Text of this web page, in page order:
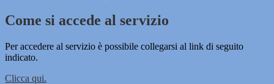
Come si accede al servizio
Per accedere al servizio è possibile collegarsi al link di seguito
indicato.
Clicca qui.